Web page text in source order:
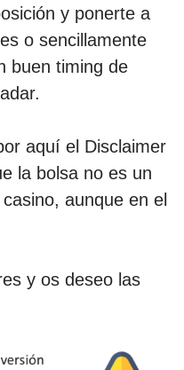
y ponerte a
o sencillamente
buen timing de
aquí el Disclaimer
la bolsa no es un
aunque en el
y os deseo las